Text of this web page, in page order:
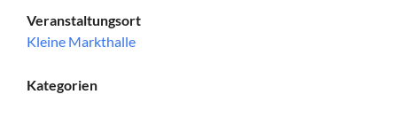
Veranstaltungsort
Kleine Markthalle
Kategorien